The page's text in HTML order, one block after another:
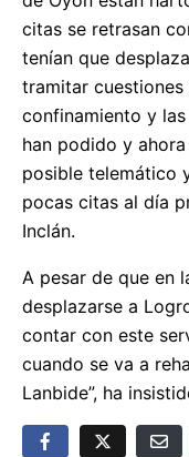
citas se retrasan
tenían que
tramitar cuestiones
confinamiento y
han podido y
posible telemático
pocas citas al día
Inclán.
A pesar de que en
desplazarse a
contar con este
cuando se va a
Lanbide”, ha